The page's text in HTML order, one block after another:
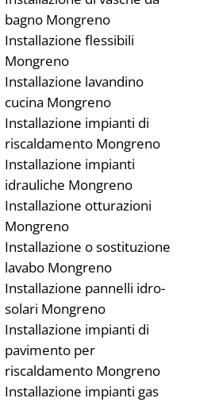
bagno Mongreno
Installazione flessibili
Mongreno
Installazione lavandino
cucina Mongreno
Installazione impianti di
riscaldamento Mongreno
Installazione impianti
idrauliche Mongreno
Installazione otturazioni
Mongreno
Installazione o sostituzione
lavabo Mongreno
Installazione pannelli idro-
solari Mongreno
Installazione impianti di
pavimento per
riscaldamento Mongreno
Installazione impianti gas